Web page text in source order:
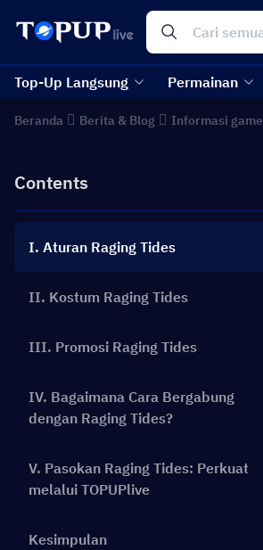
Top-Up Langsung Permainan
Beranda Berita & Blog Informasi game
Contents
I. Aturan Raging Tides
II. Kostum Raging Tides
III. Promosi Raging Tides
IV. Bagaimana Cara Bergabung
dengan Raging Tides?
V. Pasokan Raging Tides: Perkuat
melalui TOPUPlive
Kesimpulan